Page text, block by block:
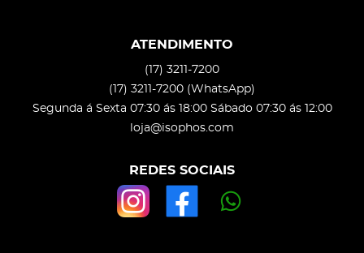
ATENDIMENTO
(17) 3211-7200
(17) 3211-7200 (WhatsApp)
Segunda á Sexta 07:30 ás 18:00 Sábado 07:30 ás 12:00
loja@isophos.com
REDES SOCIAIS